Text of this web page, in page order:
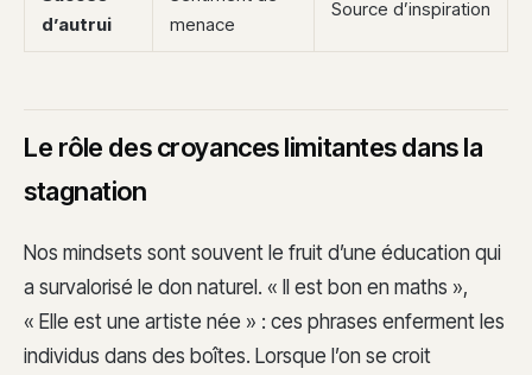
d’autrui
menace
Source d’inspiration
Le rôle des croyances limitantes dans la
stagnation
Nos mindsets sont souvent le fruit d’une éducation qui
a survalorisé le don naturel. « Il est bon en maths »,
« Elle est une artiste née » : ces phrases enferment les
individus dans des boîtes. Lorsque l’on se croit